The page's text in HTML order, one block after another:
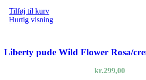
Tilføj til kurv
Hurtig visning
Liberty pude Wild Flower Rosa/
kr.299,00